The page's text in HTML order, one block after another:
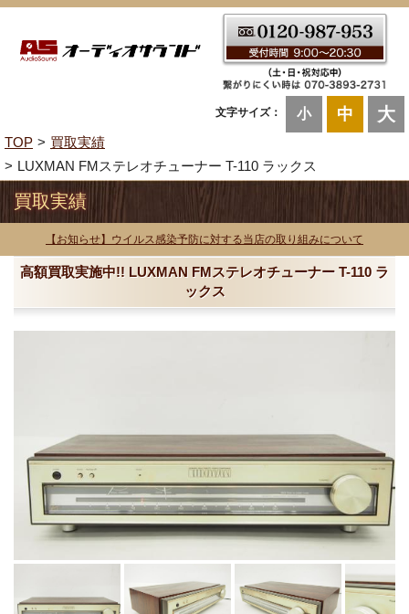
文字サイズ： 小 中 大
TOP
買取実績
LUXMAN FMステレオチューナー T-110 ラックス
買取実績
【お知らせ】ウイルス感染予防に対する当店の取り組みについて
高額買取実施中!! LUXMAN FMステレオチューナー T-110 ラ
ックス